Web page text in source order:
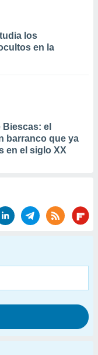
los
en la
el
barranco que ya
en el siglo XX